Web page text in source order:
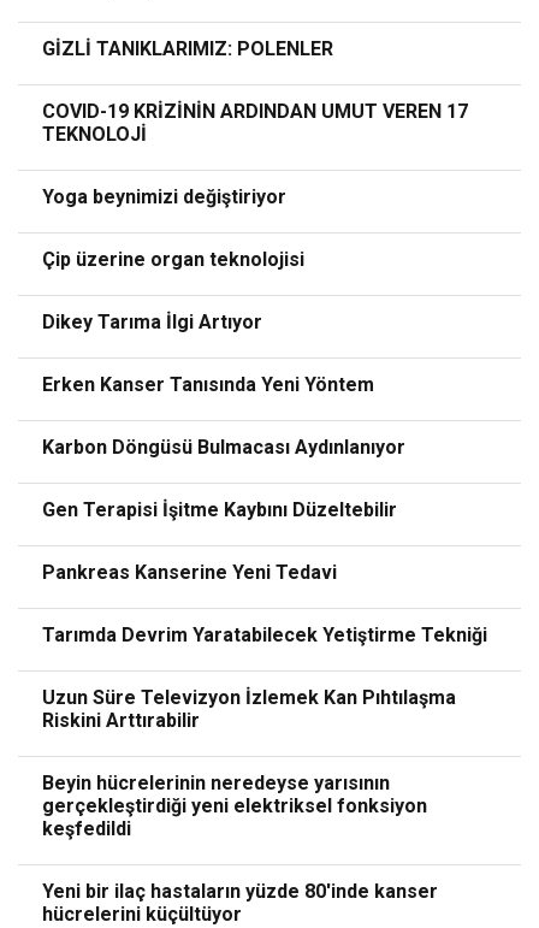
GİZLİ TANIKLARIMIZ: POLENLER
COVID-19 KRİZİNİN ARDINDAN UMUT VEREN 17
TEKNOLOJİ
Yoga beynimizi değiştiriyor
Çip üzerine organ teknolojisi
Dikey Tarıma İlgi Artıyor
Erken Kanser Tanısında Yeni Yöntem
Karbon Döngüsü Bulmacası Aydınlanıyor
Gen Terapisi İşitme Kaybını Düzeltebilir
Pankreas Kanserine Yeni Tedavi
Tarımda Devrim Yaratabilecek Yetiştirme Tekniği
Uzun Süre Televizyon İzlemek Kan Pıhtılaşma
Riskini Arttırabilir
Beyin hücrelerinin neredeyse yarısının
gerçekleştirdiği yeni elektriksel fonksiyon
keşfedildi
Yeni bir ilaç hastaların yüzde 80'inde kanser
hücrelerini küçültüyor